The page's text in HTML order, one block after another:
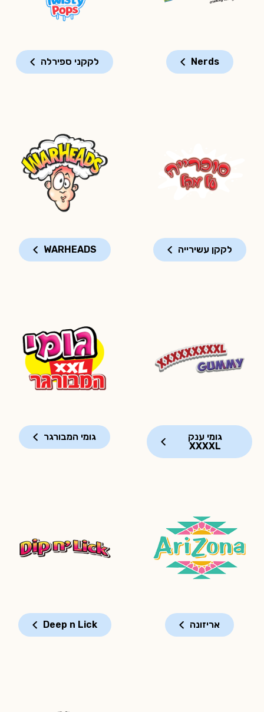
Nerds לקקני ספירלה
לקקן עשירייה WARHEADS
גומי ענק
XXXXL
גומי המבורגר
אריזונה Deep n Lick